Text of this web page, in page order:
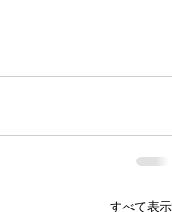
すべて表示